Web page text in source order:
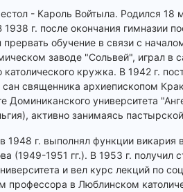
- Кароль Войтыла. Родился
г. после окончания гимназии
обучение в связи с
заводе "Сольвей", играл в
католического кружка. В 1942 г.
священника архиепископом
Доминиканского университета
активно занимаясь
г. выполнял функции викария
(1949-1951 гг.). В 1953 г. получил
и вел курс лекций по
профессора в Люблинском